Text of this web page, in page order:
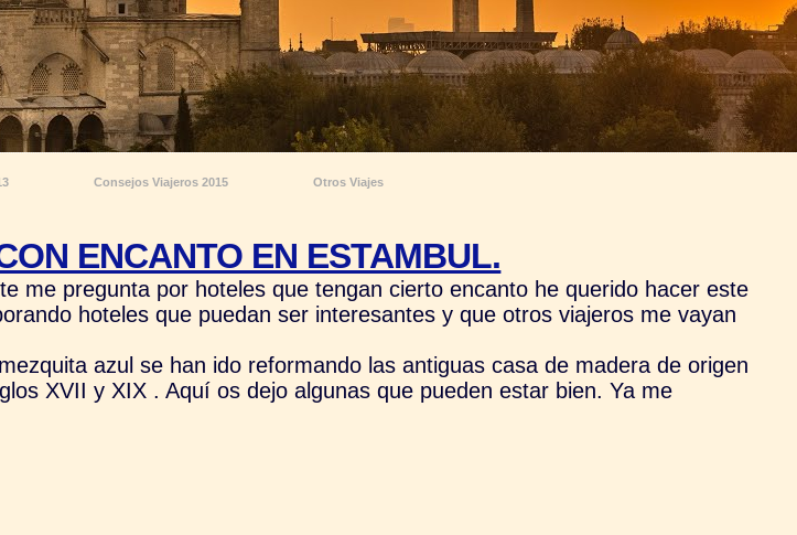
Consejos Viajeros 2015 Otros Viajes
ENCANTO EN ESTAMBUL.
me pregunta por hoteles que tengan cierto encanto he querido hacer este
hoteles que puedan ser interesantes y que otros viajeros me vayan
azul se han ido reformando las antiguas casa de madera de origen
XVII y XIX . Aquí os dejo algunas que pueden estar bien. Ya me